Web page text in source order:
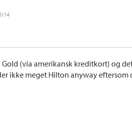
14
Gold (via amerikansk kreditkort) og
ikke meget Hilton anyway eftersom